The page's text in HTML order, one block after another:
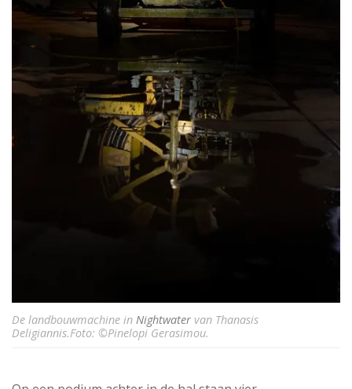
De landbouwmachine in Nightwater van Thanasis
Deligiannis.Foto: ©Pinelopi Gerasimou.